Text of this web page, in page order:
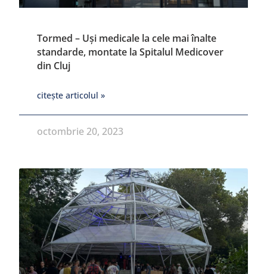
Tormed – Uși medicale la cele mai înalte
standarde, montate la Spitalul Medicover
din Cluj
citește articolul »
octombrie 20, 2023